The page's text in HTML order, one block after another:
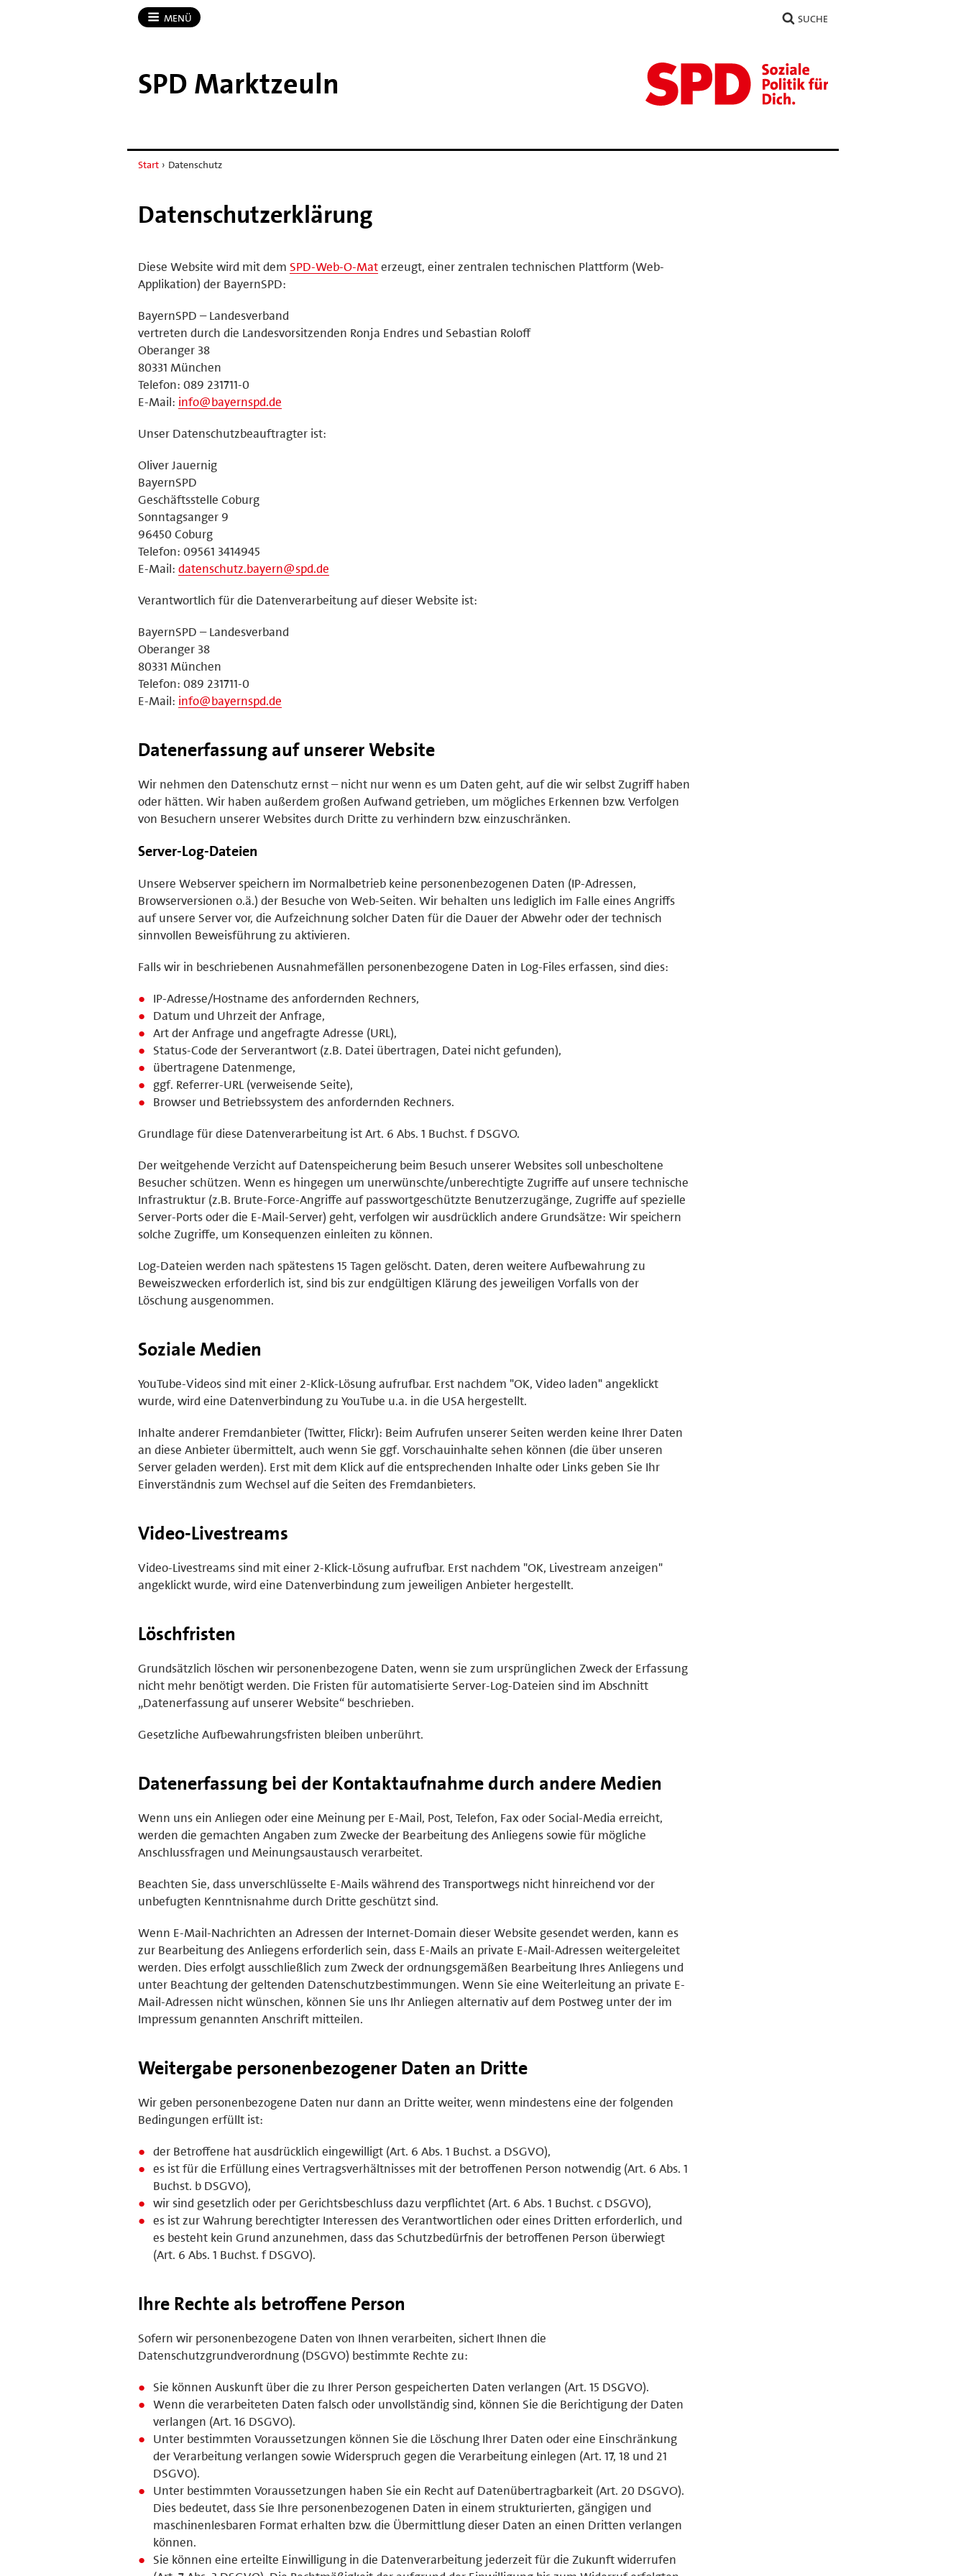
MENÜ SUCHE
SPD Marktzeuln
Start › Datenschutz
Datenschutzerklärung
Diese Website wird mit dem SPD-Web-O-Materzeugt, einer zentralen technischen Plattform (Web-
Applikation) der BayernSPD:
BayernSPD – Landesverband
vertreten durch die Landesvorsitzenden Ronja Endres und Sebastian Roloff
Oberanger 38
80331 München
Telefon: 089 231711-0
E-Mail: info@bayernspd.de
Unser Datenschutzbeauftragter ist:
Oliver Jauernig
BayernSPD
Geschäftsstelle Coburg
Sonntagsanger 9
96450 Coburg
Telefon: 09561 3414945
E-Mail: datenschutz.bayern@spd.de
Verantwortlich für die Datenverarbeitung auf dieser Website ist:
BayernSPD – Landesverband
Oberanger 38
80331 München
Telefon: 089 231711-0
E-Mail: info@bayernspd.de
Datenerfassung auf unserer Website
Wir nehmen den Datenschutz ernst – nicht nur wenn es um Daten geht, auf die wir selbst Zugriff haben
oder hätten. Wir haben außerdem großen Aufwand getrieben, um mögliches Erkennen bzw. Verfolgen
von Besuchern unserer Websites durch Dritte zu verhindern bzw. einzuschränken.
Server-Log-Dateien
Unsere Webserver speichern im Normalbetrieb keine personenbezogenen Daten (IP-Adressen,
Browserversionen o.ä.) der Besuche von Web-Seiten. Wir behalten uns lediglich im Falle eines Angriffs
auf unsere Server vor, die Aufzeichnung solcher Daten für die Dauer der Abwehr oder der technisch
sinnvollen Beweisführung zu aktivieren.
Falls wir in beschriebenen Ausnahmefällen personenbezogene Daten in Log-Files erfassen, sind dies:
IP-Adresse/Hostname des anfordernden Rechners,
Datum und Uhrzeit der Anfrage,
Art der Anfrage und angefragte Adresse (URL),
Status-Code der Serverantwort (z.B. Datei übertragen, Datei nicht gefunden),
übertragene Datenmenge,
ggf. Referrer-URL (verweisende Seite),
Browser und Betriebssystem des anfordernden Rechners.
Grundlage für diese Datenverarbeitung ist Art. 6 Abs. 1 Buchst. f DSGVO.
Der weitgehende Verzicht auf Datenspeicherung beim Besuch unserer Websites soll unbescholtene
Besucher schützen. Wenn es hingegen um unerwünschte/unberechtigte Zugriffe auf unsere technische
Infrastruktur (z.B. Brute-Force-Angriffe auf passwortgeschützte Benutzerzugänge, Zugriffe auf spezielle
Server-Ports oder die E-Mail-Server) geht, verfolgen wir ausdrücklich andere Grundsätze: Wir speichern
solche Zugriffe, um Konsequenzen einleiten zu können.
Log-Dateien werden nach spätestens 15 Tagen gelöscht. Daten, deren weitere Aufbewahrung zu
Beweiszwecken erforderlich ist, sind bis zur endgültigen Klärung des jeweiligen Vorfalls von der
Löschung ausgenommen.
Soziale Medien
YouTube-Videos sind mit einer 2-Klick-Lösung aufrufbar. Erst nachdem "OK, Video laden" angeklickt
wurde, wird eine Datenverbindung zu YouTube u.a. in die USA hergestellt.
Inhalte anderer Fremdanbieter (Twitter, Flickr): Beim Aufrufen unserer Seiten werden keine Ihrer Daten
an diese Anbieter übermittelt, auch wenn Sie ggf. Vorschauinhalte sehen können (die über unseren
Server geladen werden). Erst mit dem Klick auf die entsprechenden Inhalte oder Links geben Sie Ihr
Einverständnis zum Wechsel auf die Seiten des Fremdanbieters.
Video-Livestreams
Video-Livestreams sind mit einer 2-Klick-Lösung aufrufbar. Erst nachdem "OK, Livestream anzeigen"
angeklickt wurde, wird eine Datenverbindung zum jeweiligen Anbieter hergestellt.
Löschfristen
Grundsätzlich löschen wir personenbezogene Daten, wenn sie zum ursprünglichen Zweck der Erfassung
nicht mehr benötigt werden. Die Fristen für automatisierte Server-Log-Dateien sind im Abschnitt
„Datenerfassung auf unserer Website“ beschrieben.
Gesetzliche Aufbewahrungsfristen bleiben unberührt.
Datenerfassung bei der Kontaktaufnahme durch andere Medien
Wenn uns ein Anliegen oder eine Meinung per E-Mail, Post, Telefon, Fax oder Social-Media erreicht,
werden die gemachten Angaben zum Zwecke der Bearbeitung des Anliegens sowie für mögliche
Anschlussfragen und Meinungsaustausch verarbeitet.
Beachten Sie, dass unverschlüsselte E-Mails während des Transportwegs nicht hinreichend vor der
unbefugten Kenntnisnahme durch Dritte geschützt sind.
Wenn E-Mail-Nachrichten an Adressen der Internet-Domain dieser Website gesendet werden, kann es
zur Bearbeitung des Anliegens erforderlich sein, dass E-Mails an private E-Mail-Adressen weitergeleitet
werden. Dies erfolgt ausschließlich zum Zweck der ordnungsgemäßen Bearbeitung Ihres Anliegens und
unter Beachtung der geltenden Datenschutzbestimmungen. Wenn Sie eine Weiterleitung an private E-
Mail-Adressen nicht wünschen, können Sie uns Ihr Anliegen alternativ auf dem Postweg unter der im
Impressum genannten Anschrift mitteilen.
Weitergabe personenbezogener Daten an Dritte
Wir geben personenbezogene Daten nur dann an Dritte weiter, wenn mindestens eine der folgenden
Bedingungen erfüllt ist:
der Betroffene hat ausdrücklich eingewilligt (Art. 6 Abs. 1 Buchst. a DSGVO),
es ist für die Erfüllung eines Vertragsverhältnisses mit der betroffenen Person notwendig (Art. 6 Abs. 1
Buchst. b DSGVO),
wir sind gesetzlich oder per Gerichtsbeschluss dazu verpflichtet (Art. 6 Abs. 1 Buchst. c DSGVO),
es ist zur Wahrung berechtigter Interessen des Verantwortlichen oder eines Dritten erforderlich, und
es besteht kein Grund anzunehmen, dass das Schutzbedürfnis der betroffenen Person überwiegt
(Art. 6 Abs. 1 Buchst. f DSGVO).
Ihre Rechte als betroffene Person
Sofern wir personenbezogene Daten von Ihnen verarbeiten, sichert Ihnen die
Datenschutzgrundverordnung (DSGVO) bestimmte Rechte zu:
Sie können Auskunft über die zu Ihrer Person gespeicherten Daten verlangen (Art. 15 DSGVO).
Wenn die verarbeiteten Daten falsch oder unvollständig sind, können Sie die Berichtigung der Daten
verlangen (Art. 16 DSGVO).
Unter bestimmten Voraussetzungen können Sie die Löschung Ihrer Daten oder eine Einschränkung
der Verarbeitung verlangen sowie Widerspruch gegen die Verarbeitung einlegen (Art. 17, 18 und 21
DSGVO).
Unter bestimmten Voraussetzungen haben Sie ein Recht auf Datenübertragbarkeit (Art. 20 DSGVO).
Dies bedeutet, dass Sie Ihre personenbezogenen Daten in einem strukturierten, gängigen und
maschinenlesbaren Format erhalten bzw. die Übermittlung dieser Daten an einen Dritten verlangen
können.
Sie können eine erteilte Einwilligung in die Datenverarbeitung jederzeit für die Zukunft widerrufen